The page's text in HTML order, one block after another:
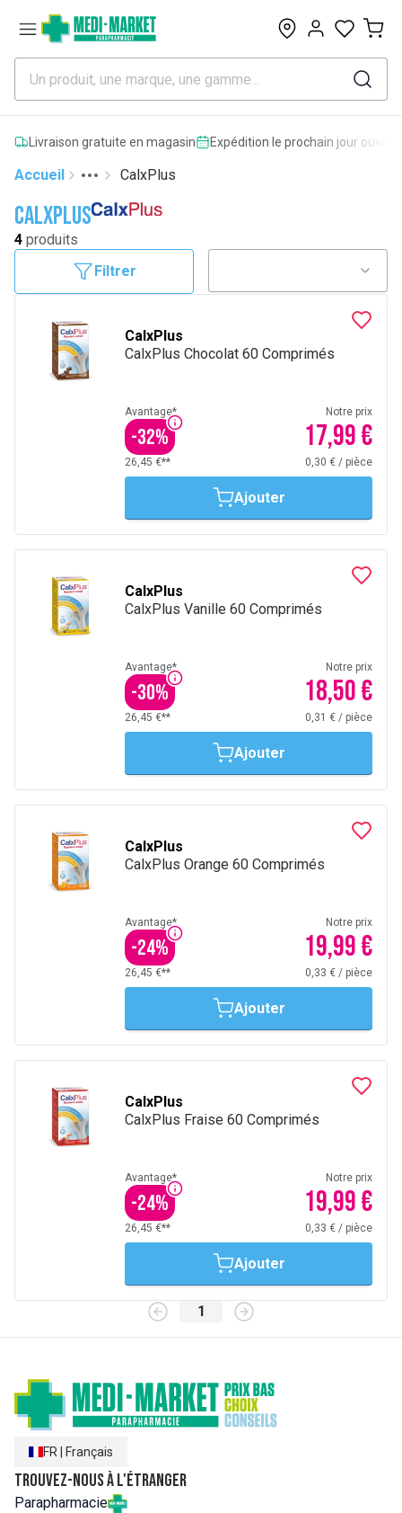
0
Livraison gratuite en magasin Expédition le prochain jour
Accueil
More
Toggle menu
CalxPlus
CalxPlus
4 produits
Filtrer
CalxPlus
CalxPlus Chocolat 60 Comprimés
Avantage*
-32%
Notre prix
17,99 €
26,45 €** 0,30 € / pièce
Ajouter
CalxPlus
CalxPlus Vanille 60 Comprimés
Avantage*
-30%
Notre prix
18,50 €
26,45 €** 0,31 € / pièce
Ajouter
CalxPlus
CalxPlus Orange 60 Comprimés
Avantage*
-24%
Notre prix
19,99 €
26,45 €** 0,33 € / pièce
Ajouter
CalxPlus
CalxPlus Fraise 60 Comprimés
Avantage*
-24%
Notre prix
19,99 €
26,45 €** 0,33 € / pièce
Ajouter
1
FR Français
Trouvez-nous à l'étranger
Parapharmacie